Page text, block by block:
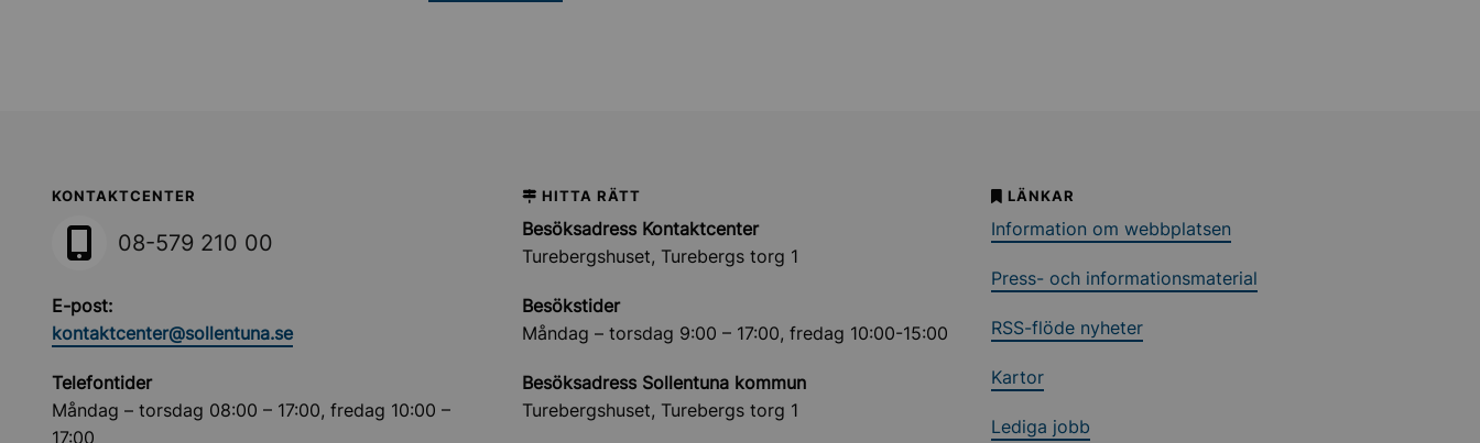
Sollentuna Kommun
KONTAKTCENTER
08-579 210 00
E-post:
kontaktcenter@sollentuna.se
Telefontider
Måndag – torsdag 08:00 – 17:00, fredag 10:00 –
17:00
HITTA RÄTT
Besöksadress Kontaktcenter
Turebergshuset, Turebergs torg 1
Besökstider
Måndag – torsdag 9:00 – 17:00, fredag 10:00-15:00
Besöksadress Sollentuna kommun
Turebergshuset, Turebergs torg 1
LÄNKAR
Information om webbplatsen
Press- och informationsmaterial
RSS-flöde nyheter
Kartor
Lediga jobb